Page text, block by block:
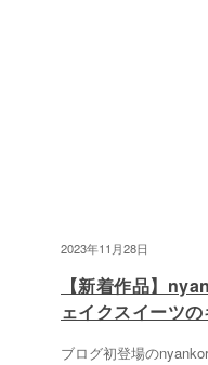
2023年11月28日
【新着作品】
ェイクスイーツ
ブログ初登場の